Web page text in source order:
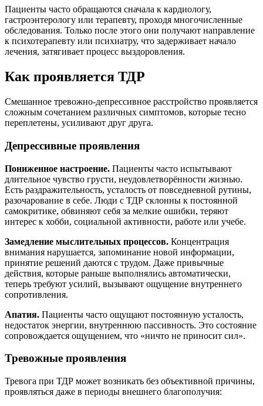
Пациенты часто обращаются сначала к кардиологу,
гастроэнтерологу или терапевту, проходя многочисленные
обследования. Только после этого они получают направление
к психотерапевту или психиатру, что задерживает начало
лечения, затягивает процесс выздоровления.
Как проявляется ТДР
Смешанное тревожно-депрессивное расстройство проявляется
сложным сочетанием различных симптомов, которые тесно
переплетены, усиливают друг друга.
Депрессивные проявления
Пониженное настроение. Пациенты часто испытывают
длительное чувство грусти, неудовлетворённости жизнью.
Есть раздражительность, усталость от повседневной рутины,
разочарование в себе. Люди с ТДР склонны к постоянной
самокритике, обвиняют себя за мелкие ошибки, теряют
интерес к хобби, социальной активности, работе или учебе.
Замедление мыслительных процессов. Концентрация
внимания нарушается, запоминание новой информации,
принятие решений даются с трудом. Даже привычные
действия, которые раньше выполнялись автоматически,
теперь требуют усилий, вызывают ощущение внутреннего
сопротивления.
Апатия. Пациенты часто ощущают постоянную усталость,
недостаток энергии, внутреннюю пассивность. Это состояние
сопровождается ощущением, что «ничто не приносит сил».
Тревожные проявления
Тревога при ТДР может возникать без объективной причины,
проявляться даже в периоды внешнего благополучия: